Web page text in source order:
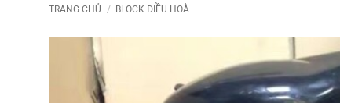
TRANG CHỦ / BLOCK ĐIỀU HOÀ